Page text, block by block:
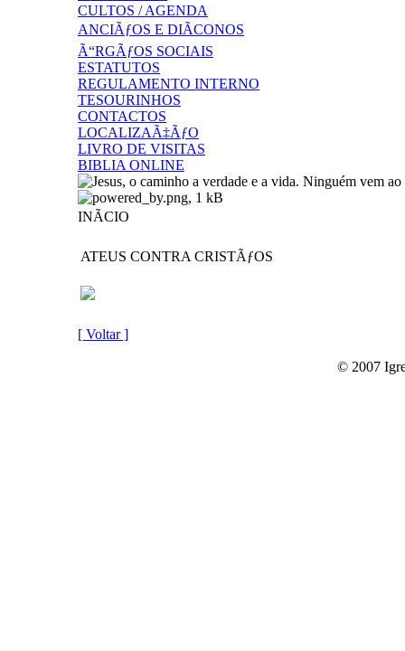
CULTOS / AGENDA
ANCIÃƒOS E DIÃCONOS
Ã“RGÃƒOS SOCIAIS
ESTATUTOS
REGULAMENTO INTERNO
TESOURINHOS
CONTACTOS
LOCALIZAÃ‡ÃƒO
LIVRO DE VISITAS
BIBLIA ONLINE
INÃCIO
ATEUS CONTRA CRISTÃƒOS
[ Voltar ]
© 2007